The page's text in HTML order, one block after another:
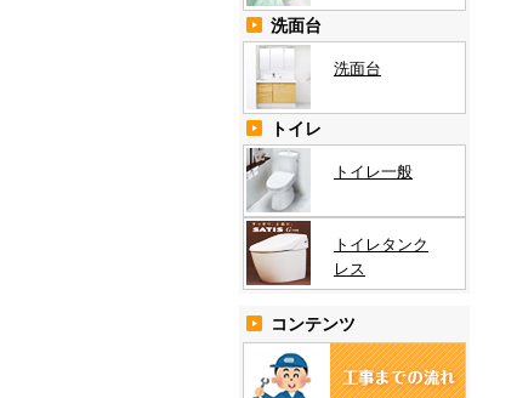
洗面台
洗面台
トイレ
トイレ一般
トイレタンク
レス
コンテンツ